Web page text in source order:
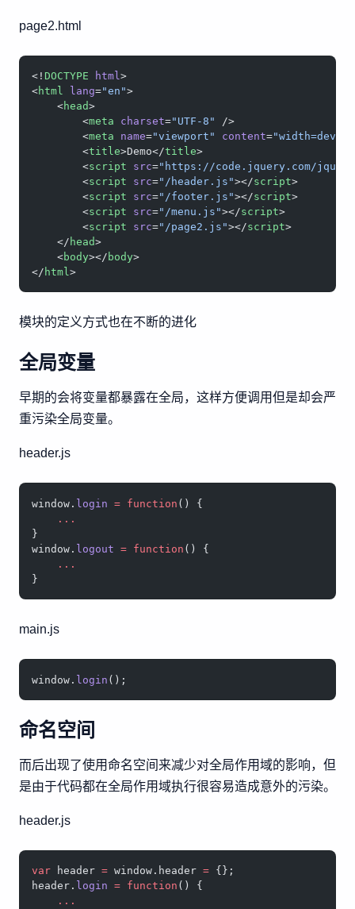
page2.html
<! DOCTYPE html>
<html lang="en">
    <
head>
        <
meta charset="UTF-8"
/>
        <
meta name="viewport" content=
        <
title>Demo</title>
        <
script src="https://code.jquery.com/
        <
script src="/header.js"></script>
        <
script src="/footer.js"></script>
        <
script src="/menu.js"></script>
        <
script src="/page2.js"></script>
    </
head>
    <
body></ body>
</ html>
模块的定义方式也在不断的进化
全局变量
早期的会将变量都暴露在全局，这样方便调用但是却会严
重污染全局变量。
header.js
window. login = function () {
    ...
}
window. logout = function () {
    ...
}
main.js
window. login ();
命名空间
而后出现了使用命名空间来减少对全局作用域的影响，但
是由于代码都在全局作用域执行很容易造成意外的污染。
header.js
var header = window.header = {};
header. login = function () {
    ...